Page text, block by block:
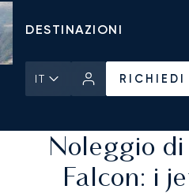
DESTINAZIONI
IT
RICHIEDI
RICHIEDI
Noleggio
Falcon: i